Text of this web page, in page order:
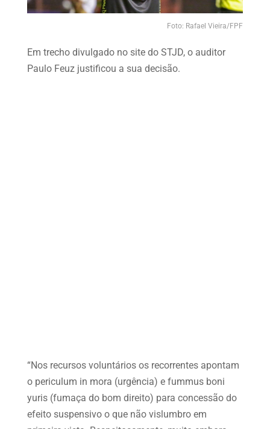
Foto: Rafael Vieira/FPF
Em trecho divulgado no site do STJD, o auditor
Paulo Feuz justificou a sua decisão.
“Nos recursos voluntários os recorrentes apontam
o periculum in mora (urgência) e fummus boni
yuris (fumaça do bom direito) para concessão do
efeito suspensivo o que não vislumbro em